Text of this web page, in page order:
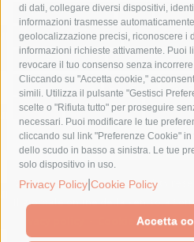
di dati, collegare diversi dispositivi,
informazioni trasmesse
geolocalizzazione precisi, riconoscere i
informazioni richieste attivamente. Puoi
revocare il tuo consenso senza
Cliccando su "Accetta cookie,"
simili. Utilizza il pulsante "Gestisci
scelte o "Rifiuta tutto" per proseguire
necessari. Puoi modificare le tue
cliccando sul link "Preferenze Cookie"
dello scudo in basso a sinistra. Le tue
solo dispositivo in uso.
Privacy Policy Cookie Policy
Accetta
massimo coppola
Meta napoli
penisola sorrentina
piano di
protezione civile
Regione
sindaco cuomo
sorrento
turismo
Vico Equense villa
© 2015 SorrentoPress. All rights
Il giornale online della Penisola
Cookie Policy